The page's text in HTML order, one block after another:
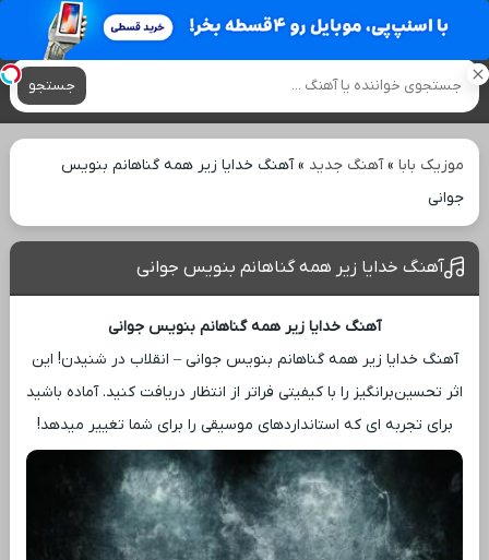
آهنگ های جدید
جستجو
موزیک بابا»آهنگ جدید »آهنگ خدایا زیر همه گناهانم بنویس
جوانی
آهنگ خدایا زیر همه گناهانم بنویس جوانی
آهنگ خدایا زیر همه گناهانم بنویس جوانی
آهنگ خدایا زیر همه گناهانم بنویس جوانی – انقلاب در شنیدن! این
اثر تحسین‌برانگیز را با کیفیتی فراتر از انتظار دریافت کنید. آماده باشید
برای تجربه ‌ای که استانداردهای موسیقی را برای شما تغییر میدهد!